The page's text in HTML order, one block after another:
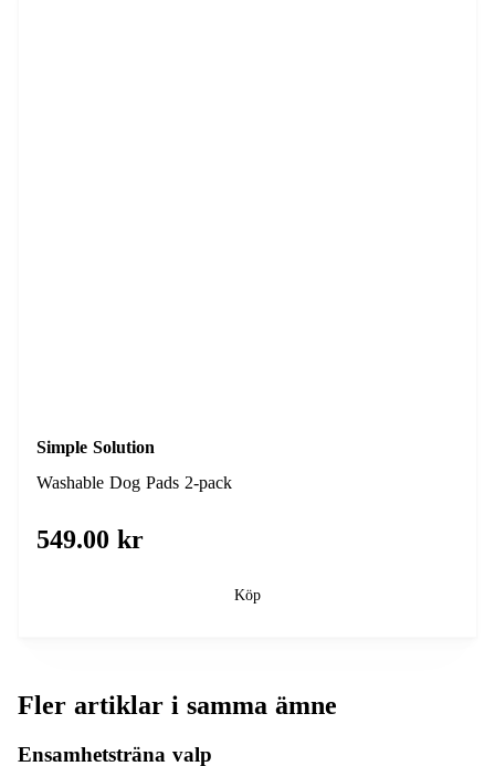
Simple Solution
Washable Dog Pads 2-pack
549.00 kr
Köp
Fler artiklar i samma ämne
Ensamhetsträna valp